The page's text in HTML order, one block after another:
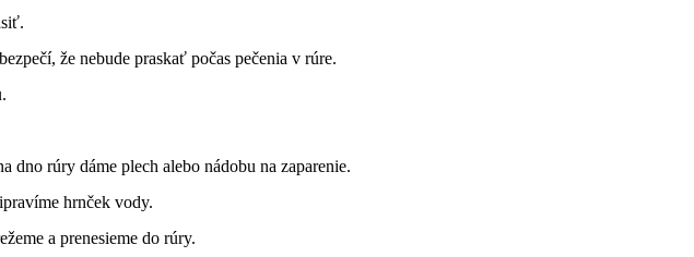
že nebude praskať počas pečenia v rúre.
dno rúry dáme plech alebo nádobu na zaparenie.
hrnček vody.
a prenesieme do rúry.